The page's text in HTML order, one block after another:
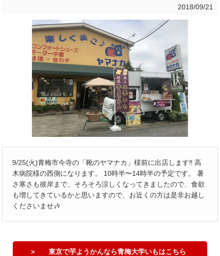
2018/09/21
9/25(火)青梅市今寺の「靴のヤマナカ」様前に出店します‼️ 高
木病院様の西側になります。 10時半〜14時半の予定です。 暑
さ寒さも彼岸まで、そろそろ涼しくなってきましたので、食欲
も増してきているかと思いますので、お近くの方は是非お越し
くださいませ🎶
東京で芋ようかんなら青梅大学いもはこちら